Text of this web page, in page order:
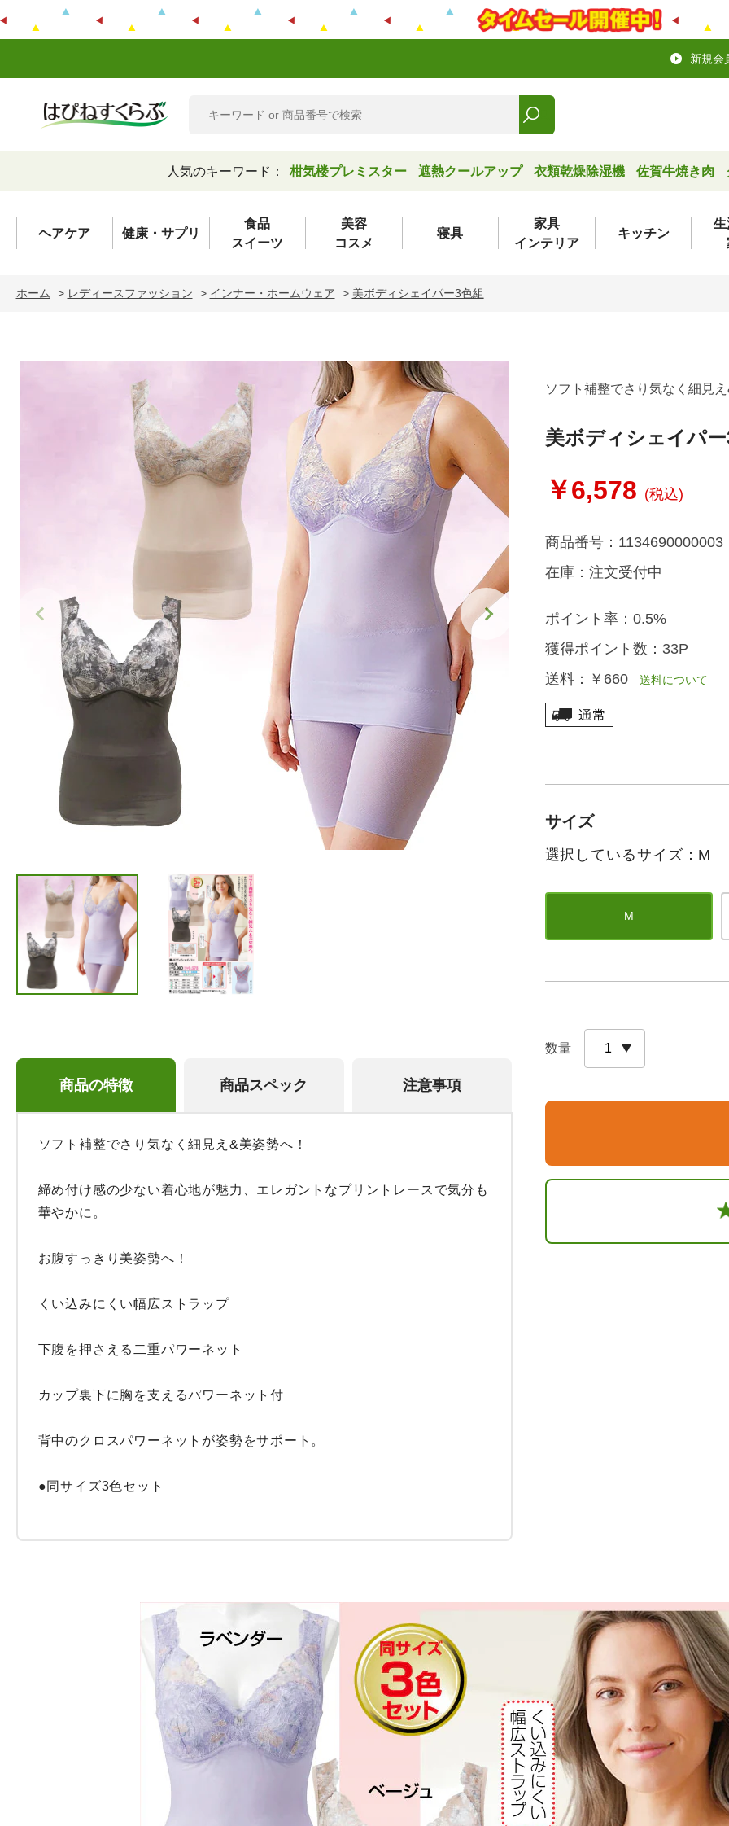
新規会
人気のキーワード： 柑気楼プレミスター 遮熱クールアップ 衣類乾燥除湿機 佐賀牛焼き肉
ヘアケア 健康・サプリ
食品
スイーツ
美容
コスメ
寝具
家具
インテリア
キッチン
生
ホーム > レディースファッション > インナー・ホームウェア > 美ボディシェイパー3色組
商品の特徴 商品スペック 注意事項
ソフト補整でさり気なく細見え&美姿勢へ！
締め付け感の少ない着心地が魅力、エレガントなプリントレースで気分も
華やかに。
お腹すっきり美姿勢へ！
くい込みにくい幅広ストラップ
下腹を押さえる二重パワーネット
カップ裏下に胸を支えるパワーネット付
背中のクロスパワーネットが姿勢をサポート。
●同サイズ3色セット
ソフト補整でさり気なく細見
美ボディシェイパ
￥6,578 (税込)
商品番号： 1134690000003
在庫： 注文受付中
ポイント率： 0.5%
獲得ポイント数： 33P
送料： ￥660送料について
サイズ
選択しているサイズ：M
M
数量